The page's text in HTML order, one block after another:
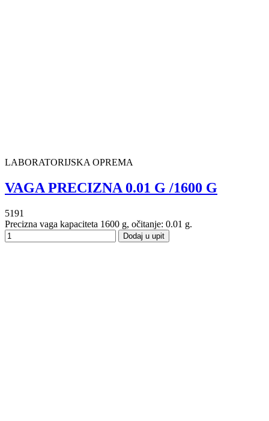
LABORATORIJSKA OPREMA
VAGA PRECIZNA 0.01 G /1600 G
5191
Precizna vaga kapaciteta 1600 g, očitanje: 0.01 g.
Dodaj u upit